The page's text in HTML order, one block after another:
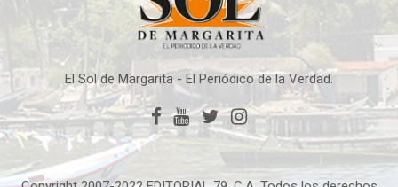
El Sol de Margarita - El Periódico de la Verdad.